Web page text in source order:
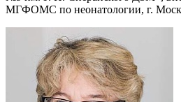
МГФОМС по неонатологии, г.